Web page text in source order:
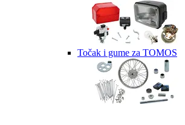
Točak i gume za TOMOS